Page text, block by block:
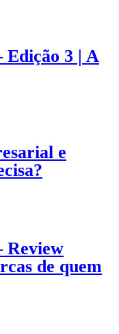
Edição 3 | A
e
Review
de quem